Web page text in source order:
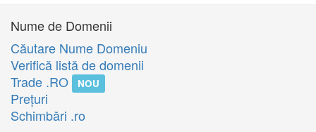
Nume de Domenii
Căutare Nume Domeniu
Verifică listă de domenii
Trade .RO
NOU
Preţuri
Schimbări .ro